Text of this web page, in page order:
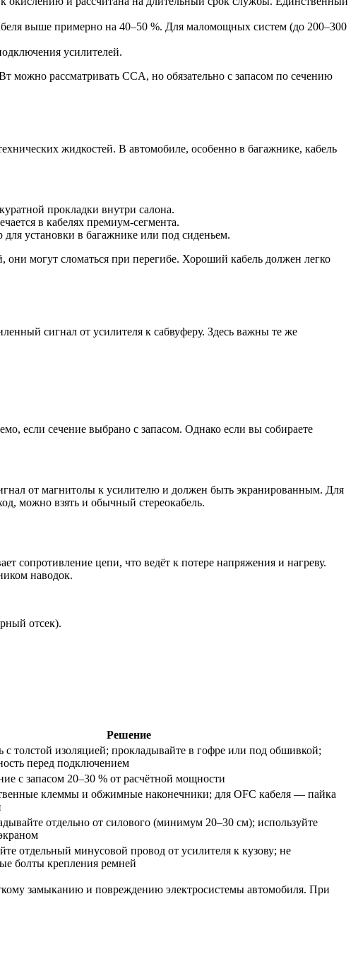
выше примерно на 40–50 %. Для маломощных систем (до 200–300
усилителей.
можно рассматривать CCA, но обязательно с запасом по сечению
жидкостей. В автомобиле, особенно в багажнике, кабель
прокладки внутри салона.
в кабелях премиум-сегмента.
установки в багажнике или под сиденьем.
могут сломаться при перегибе. Хороший кабель должен легко
сигнал от усилителя к сабвуферу. Здесь важны те же
если сечение выбрано с запасом. Однако если вы собираете
от магнитолы к усилителю и должен быть экранированным. Для
можно взять и обычный стереокабель.
сопротивление цепи, что ведёт к потере напряжения и нагреву.
наводок.
отсек).
Решение
с толстой изоляцией; прокладывайте в гофре или под обшивкой;
перед подключением
с запасом 20–30 % от расчётной мощности
клеммы и обжимные наконечники; для OFC кабеля — пайка
отдельно от силового (минимум 20–30 см); используйте
отдельный минусовой провод от усилителя к кузову; не
болты крепления ремней
замыканию и повреждению электросистемы автомобиля. При